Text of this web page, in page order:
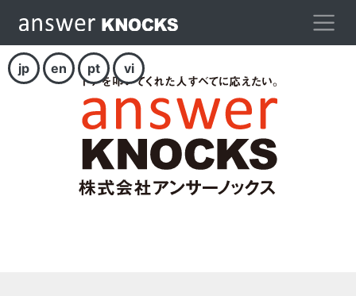
jp en pt vi